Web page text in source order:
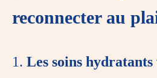
reconnecter au
1. Les soins